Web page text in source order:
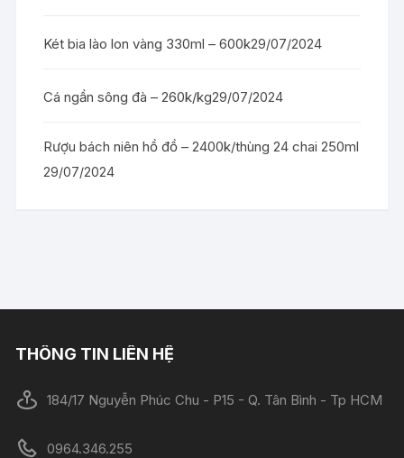
Két bia lào lon vàng 330ml – 600k29/07/2024
Cá ngần sông đà – 260k/kg29/07/2024
Rượu bách niên hồ đồ – 2400k/thùng 24 chai 250ml
29/07/2024
THÔNG TIN LIÊN HỆ
184/17 Nguyễn Phúc Chu - P15 - Q. Tân Bình - Tp HCM
0964.346.255